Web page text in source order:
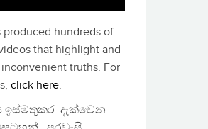
produced hundreds of
that highlight and
truths. For
click here.
ඉස්මතුකර දැක්වෙන